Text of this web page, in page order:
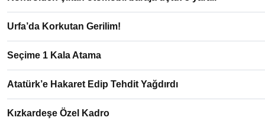
Urfa’da Korkutan Gerilim!
Seçime 1 Kala Atama
Atatürk’e Hakaret Edip Tehdit Yağdırdı
Kızkardeşe Özel Kadro